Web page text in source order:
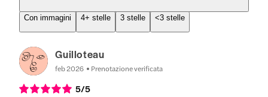
Con immagini 4+ stelle 3 stelle <3 stelle
Guilloteau
feb 2026 Prenotazione verificata
5/5